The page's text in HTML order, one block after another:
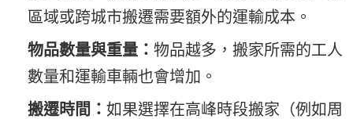
區域或跨城市搬遷需要額外的運輸成本。
物品數量與重量：物品越多，搬家所需的工人
數量和運輸車輛也會增加。
搬遷時間：如果選擇在高峰時段搬家（例如周